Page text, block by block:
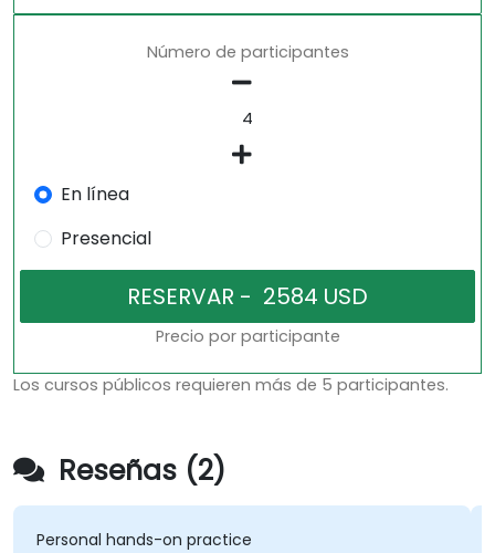
Número de participantes
En línea
Presencial
Precio por participante
Los cursos públicos requieren más de 5 participantes.
Reseñas (2)
Personal hands-on practice